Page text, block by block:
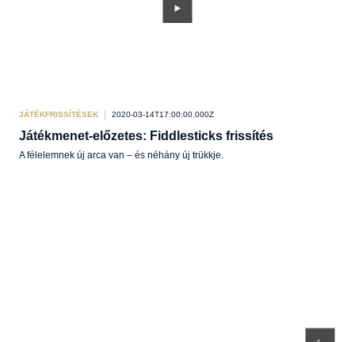
JÁTÉKFRISSÍTÉSEK 2020-03-14T17:00:00.000Z
Játékmenet-előzetes: Fiddlesticks frissítés
A félelemnek új arca van – és néhány új trükkje.